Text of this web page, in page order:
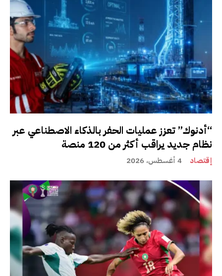
“أدنوك” تعزز عمليات الحفر بالذكاء الاصطناعي عبر
نظام جديد يراقب أكثر من 120 منصة
إقتصاد 4 أغسطس، 2026